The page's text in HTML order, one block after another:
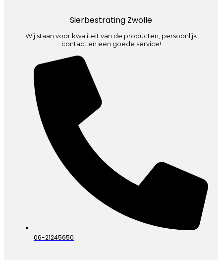
Sierbestrating Zwolle
Wij staan voor kwaliteit van de producten, persoonlijk
contact en een goede service!
06-21245650